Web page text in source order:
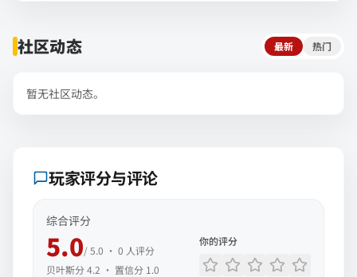
社区动态 最新 热门
暂无社区动态。
玩家评分与评论
综合评分
5.0/ 5.0 · 0 人评分
贝叶斯分4.2 · 置信分 1.0
你的评分